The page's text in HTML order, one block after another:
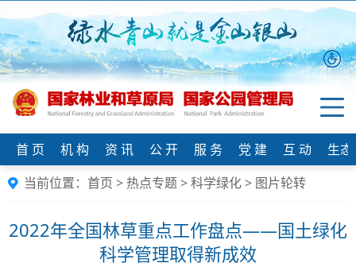
首 页 机 构 资 讯 公 开 服 务 党 建 互 动
生
当前位置： 首页 > 热点专题>科学绿化> 图片轮转
2022年全国林草重点工作盘点——国土绿化
科学管理取得新成效